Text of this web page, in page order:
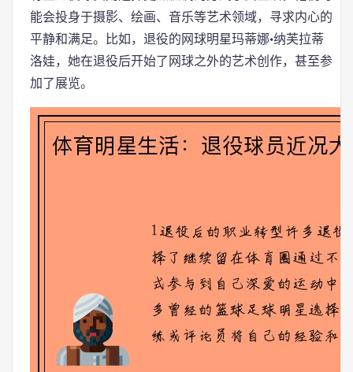
能会投身于摄影、绘画、音乐等艺术领域，寻求内心的
平静和满足。比如，退役的网球明星玛蒂娜·纳芙拉蒂
洛娃，她在退役后开始了网球之外的艺术创作，甚至参
加了展览。